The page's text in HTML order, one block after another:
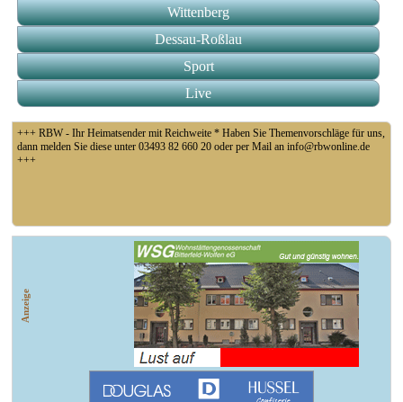
Wittenberg
Dessau-Roßlau
Sport
Live
+++ RBW - Ihr Heimatsender mit Reichweite * Haben Sie Themenvorschläge für uns,
dann melden Sie diese unter 03493 82 660 20 oder per Mail an info@rbwonline.de
+++
+++ Fußball Oberliga Süd 1. Spieltag: SG Union Sandersdorf - VfB 1921 Krieschow,
Anzeige